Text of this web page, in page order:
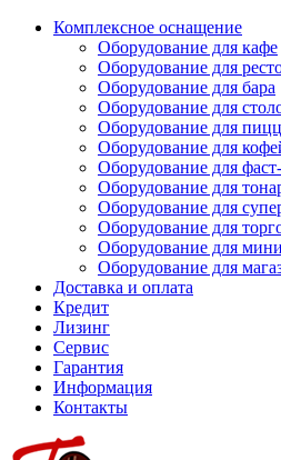
Комплексное оснащение
Оборудование для кафе
Оборудование для
Оборудование для бара
Оборудование для
Оборудование для
Оборудование для
Оборудование для
Оборудование для
Оборудование для
Оборудование для
Оборудование для
Оборудование для
Доставка и оплата
Кредит
Лизинг
Сервис
Гарантия
Информация
Контакты